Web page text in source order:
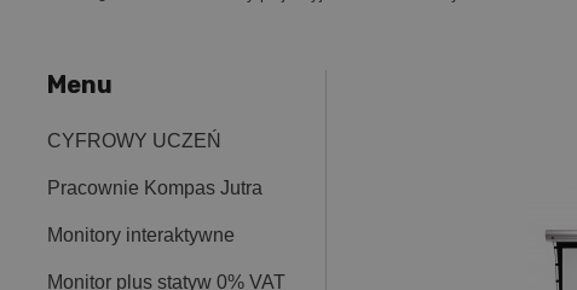
Menu
CYFROWY UCZEŃ
Pracownie Kompas Jutra
Monitory interaktywne
Monitor plus statyw 0% VAT